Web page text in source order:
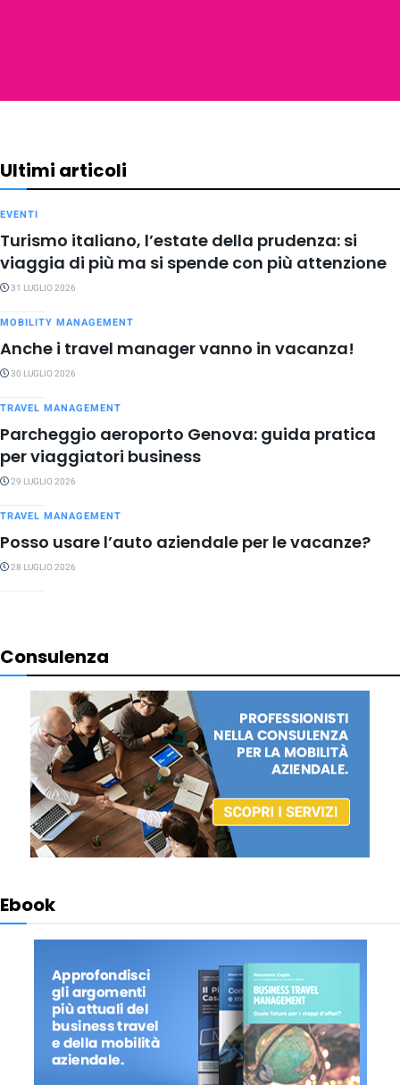
Ultimi articoli
EVENTI
Turismo italiano, l’estate della prudenza: si
viaggia di più ma si spende con più attenzione
31 LUGLIO 2026
MOBILITY MANAGEMENT
Anche i travel manager vanno in vacanza!
30 LUGLIO 2026
TRAVEL MANAGEMENT
Parcheggio aeroporto Genova: guida pratica
per viaggiatori business
29 LUGLIO 2026
TRAVEL MANAGEMENT
Posso usare l’auto aziendale per le vacanze?
28 LUGLIO 2026
Consulenza
Ebook